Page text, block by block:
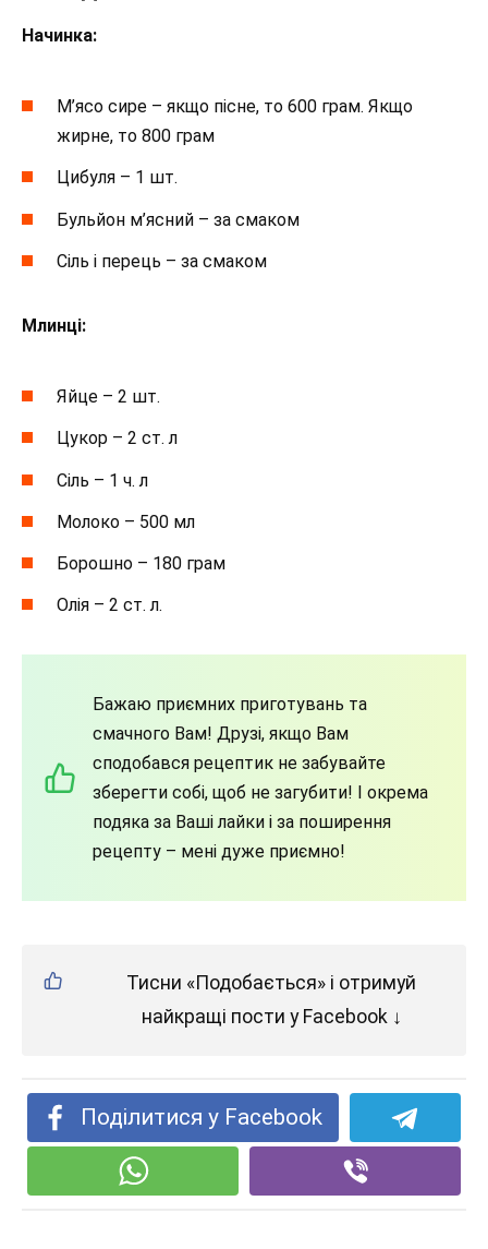
Начинка:
М’ясо сире – якщо пісне, то 600 грам. Якщо
жирне, то 800 грам
Цибуля – 1 шт.
Бульйон м’ясний – за смаком
Сіль і перець – за смаком
Млинці:
Яйце – 2 шт.
Цукор – 2 ст. л
Сіль – 1 ч. л
Молоко – 500 мл
Борошно – 180 грам
Олія – 2 ст. л.
Бажаю приємних приготувань та
смачного Вам! Друзі, якщо Вам
сподобався рецептик не забувайте
зберегти собі, щоб не загубити! І окрема
подяка за Ваші лайки і за поширення
рецепту – мені дуже приємно!
Тисни «Подобається» і отримуй
найкращі пости у Facebook ↓
Поділитися у Facebook